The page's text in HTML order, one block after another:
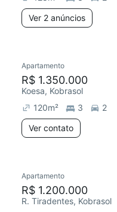
Ver 2 anúncios
Apartamento
R$ 1.350.000
Koesa, Kobrasol
120m² 3
2
Ver contato
Apartamento
R$ 1.200.000
R. Tiradentes, Kobrasol